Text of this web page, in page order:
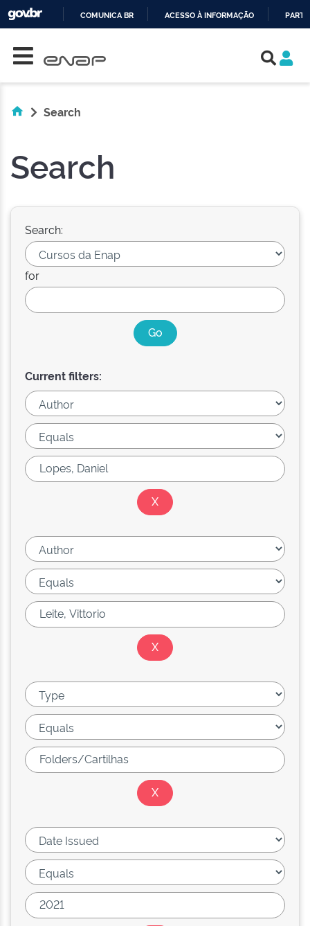
COMUNICA BR ACESSO À INFORMAÇÃO
Search
Search
Search:
for
Current filters: